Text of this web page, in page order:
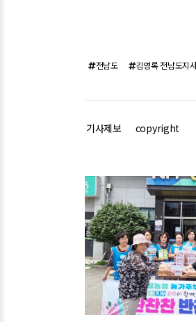
전남도 김영록 전남도지
기사제보 copyright
관련기사